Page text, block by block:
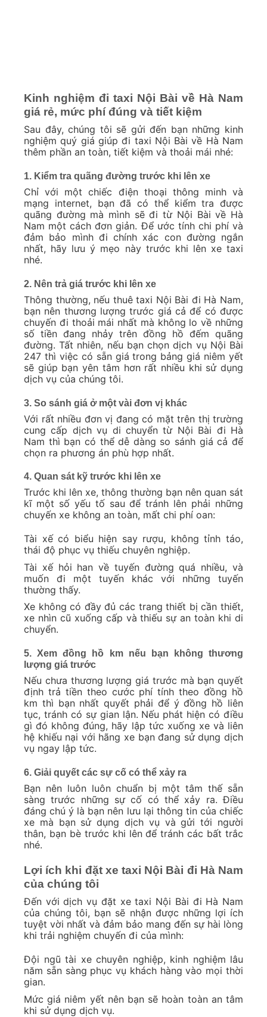
Kinh nghiệm đi taxi Nội Bài về Hà Nam
giá rẻ, mức phí đúng và tiết kiệm
Sau đây, chúng tôi sẽ gửi đến bạn những kinh
nghiệm quý giá giúp đi taxi Nội Bài về Hà Nam
thêm phần an toàn, tiết kiệm và thoải mái nhé:
1. Kiểm tra quãng đường trước khi lên xe
Chỉ với một chiếc điện thoại thông minh và
mạng internet, bạn đã có thể kiểm tra được
quãng đường mà mình sẽ đi từ Nội Bài về Hà
Nam một cách đơn giản. Để ước tính chi phí và
đảm bảo mình đi chính xác con đường ngắn
nhất, hãy lưu ý mẹo này trước khi lên xe taxi
nhé.
2. Nên trả giá trước khi lên xe
Thông thường, nếu thuê taxi Nội Bài đi Hà Nam,
bạn nên thương lượng trước giá cả để có được
chuyến đi thoải mái nhất mà không lo về những
số tiền đang nhảy trên đồng hồ đếm quãng
đường. Tất nhiên, nếu bạn chọn dịch vụ Nội Bài
247 thì việc có sẵn giá trong bảng giá niêm yết
sẽ giúp bạn yên tâm hơn rất nhiều khi sử dụng
dịch vụ của chúng tôi.
3. So sánh giá ở một vài đơn vị khác
Với rất nhiều đơn vị đang có mặt trên thị trường
cung cấp dịch vụ di chuyển từ Nội Bài đi Hà
Nam thì bạn có thể dễ dàng so sánh giá cả để
chọn ra phương án phù hợp nhất.
4. Quan sát kỹ trước khi lên xe
Trước khi lên xe, thông thường bạn nên quan sát
kĩ một số yếu tố sau để tránh lên phải những
chuyến xe không an toàn, mất chi phí oan:
Tài xế có biểu hiện say rượu, không tỉnh táo,
thái độ phục vụ thiếu chuyên nghiệp.
Tài xế hỏi han về tuyến đường quá nhiều, và
muốn đi một tuyến khác với những tuyến
thường thấy.
Xe không có đầy đủ các trang thiết bị cần thiết,
xe nhìn cũ xuống cấp và thiếu sự an toàn khi di
chuyển.
5. Xem đồng hồ km nếu bạn không thương
lượng giá trước
Nếu chưa thương lượng giá trước mà bạn quyết
định trả tiền theo cước phí tính theo đồng hồ
km thì bạn nhất quyết phải để ý đồng hồ liên
tục, tránh có sự gian lận. Nếu phát hiện có điều
gì đó không đúng, hãy lập tức xuống xe và liên
hệ khiếu nại với hãng xe bạn đang sử dụng dịch
vụ ngay lập tức.
6. Giải quyết các sự cố có thể xảy ra
Bạn nên luôn luôn chuẩn bị một tâm thế sẵn
sàng trước những sự cố có thể xảy ra. Điều
đáng chú ý là bạn nên lưu lại thông tin của chiếc
xe mà bạn sử dụng dịch vụ và gửi tới người
thân, bạn bè trước khi lên để tránh các bất trắc
nhé.
Lợi ích khi đặt xe taxi Nội Bài đi Hà Nam
của chúng tôi
Đến với dịch vụ đặt xe taxi Nội Bài đi Hà Nam
của chúng tôi, bạn sẽ nhận được những lợi ích
tuyệt vời nhất và đảm bảo mang đến sự hài lòng
khi trải nghiệm chuyến đi của mình:
Đội ngũ tài xe chuyên nghiệp, kinh nghiệm lâu
năm sẵn sàng phục vụ khách hàng vào mọi thời
gian.
Mức giá niêm yết nên bạn sẽ hoàn toàn an tâm
khi sử dụng dịch vụ.